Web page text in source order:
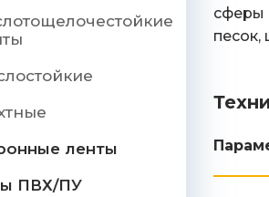
ленты
ПВХ/ПУ
сферы
песок,